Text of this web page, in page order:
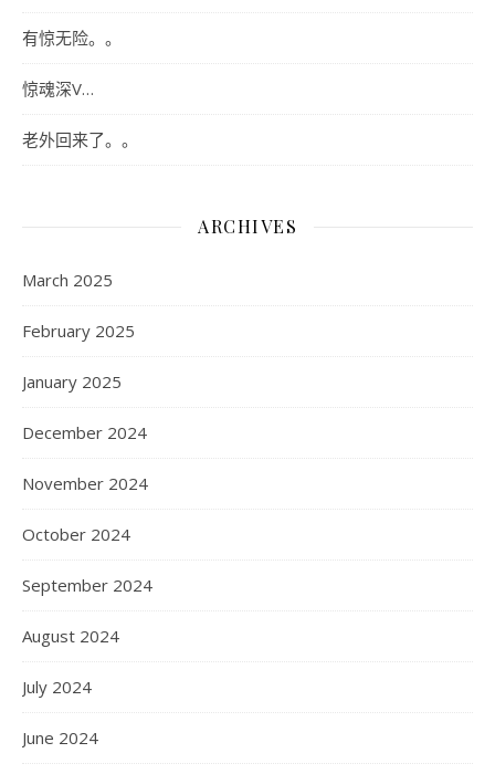
有惊无险。。
惊魂深V…
老外回来了。。
ARCHIVES
March 2025
February 2025
January 2025
December 2024
November 2024
October 2024
September 2024
August 2024
July 2024
June 2024